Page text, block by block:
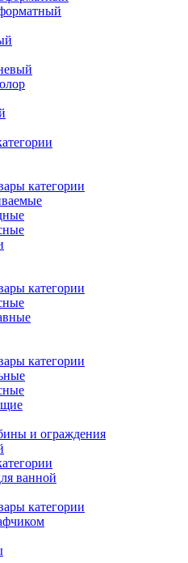
категории
категории
категории
и ограждения
ванной
категории